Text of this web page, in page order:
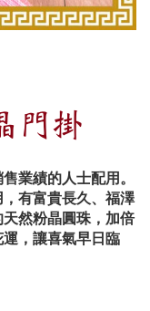
門掛
業績的人士配用。
有富貴長久、福澤
然粉晶圓珠，加倍
，讓喜氣早日臨